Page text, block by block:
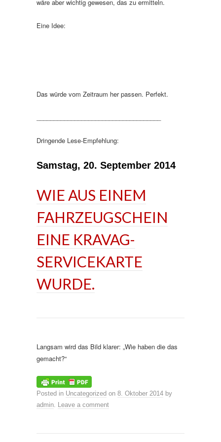
wäre aber wichtig gewesen, das zu ermitteln.
Eine Idee:
Das würde vom Zeitraum her passen. Perfekt.
Dringende Lese-Empfehlung:
Samstag, 20. September 2014
WIE AUS EINEM
FAHRZEUGSCHEIN
EINE KRAVAG-
SERVICEKARTE
WURDE.
Langsam wird das Bild klarer: „Wie haben die das
gemacht?“
Posted in Uncategorized on 8. Oktober 2014 by
admin. Leave a comment